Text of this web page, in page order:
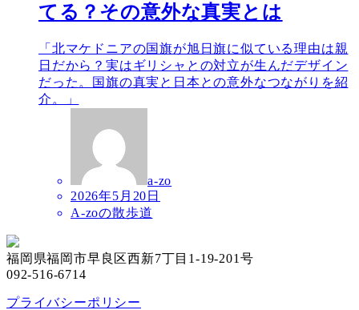
てる？その意外な真実とは
「北マケドニアの国旗が旭日旗に似ている理由は親
日だから？実はギリシャとの対立が生んだデザイン
だった。国旗の真実と日本との意外なつながりを紹
介。」
a-zo
2026年5月20日
A-zoの散歩道
福岡県福岡市早良区西新7丁目1-19-201号
092-516-6714
プライバシーポリシー